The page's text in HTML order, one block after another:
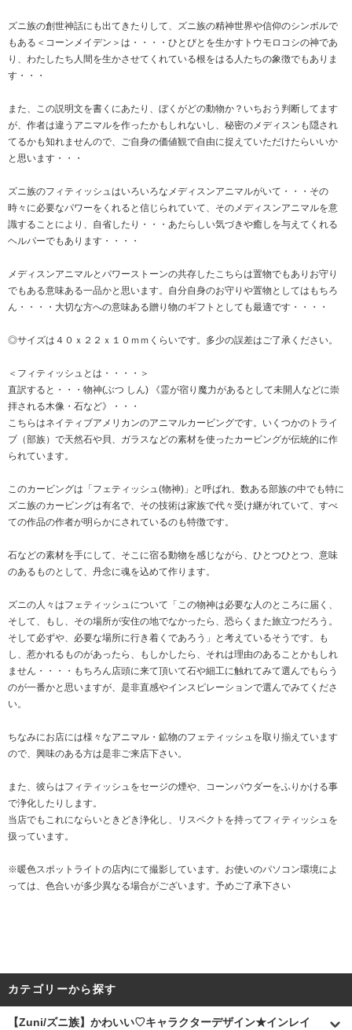
ズニ族の創世神話にも出てきたりして、ズニ族の精神世界や信仰のシンボルで
もある＜コーンメイデン＞は・・・・ひとびとを生かすトウモロコシの神であ
り、わたしたち人間を生かさせてくれている根をはる人たちの象徴でもありま
す・・・
また、この説明文を書くにあたり、ぼくがどの動物か？いちおう判断してます
が、作者は違うアニマルを作ったかもしれないし、秘密のメディスンも隠され
てるかも知れませんので、ご自身の価値観で自由に捉えていただけたらいいか
と思います・・・
ズニ族のフィティッシュはいろいろなメディスンアニマルがいて・・・その
時々に必要なパワーをくれると信じられていて、そのメディスンアニマルを意
識することにより、自省したり・・・あたらしい気づきや癒しを与えてくれる
ヘルパーでもあります・・・・
メディスンアニマルとパワーストーンの共存したこちらは置物でもありお守り
でもある意味ある一品かと思います。自分自身のお守りや置物としてはもちろ
ん・・・・大切な方への意味ある贈り物のギフトとしても最適です・・・・
◎サイズは４０ｘ２２ｘ１０ｍｍくらいです。多少の誤差はご了承ください。
＜フィティッシュとは・・・・＞
直訳すると・・・物神(ぶつ しん) 《霊が宿り魔力があるとして未開人などに崇
拝される木像・石など》・・・
こちらはネイティブアメリカンのアニマルカービングです。いくつかのトライ
ブ（部族）で天然石や貝、ガラスなどの素材を使ったカービングが伝統的に作
られています。
このカービングは「フェティッシュ(物神)」と呼ばれ、数ある部族の中でも特に
ズニ族のカービングは有名で、その技術は家族で代々受け継がれていて、すべ
ての作品の作者が明らかにされているのも特徴です。
石などの素材を手にして、そこに宿る動物を感じながら、ひとつひとつ、意味
のあるものとして、丹念に魂を込めて作ります。
ズニの人々はフェティッシュについて「この物神は必要な人のところに届く、
そして、もし、その場所が安住の地でなかったら、恐らくまた旅立つだろう。
そして必ずや、必要な場所に行き着くであろう」と考えているそうです。も
し、惹かれるものがあったら、もしかしたら、それは理由のあることかもしれ
ません・・・・もちろん店頭に来て頂いて石や細工に触れてみて選んでもらう
のが一番かと思いますが、是非直感やインスピレーションで選んでみてくださ
い。
ちなみにお店には様々なアニマル・鉱物のフェティッシュを取り揃えています
ので、興味のある方は是非ご来店下さい。
また、彼らはフィティッシュをセージの煙や、コーンパウダーをふりかける事
で浄化したりします。
当店でもこれにならいときどき浄化し、リスペクトを持ってフィティッシュを
扱っています。
※暖色スポットライトの店内にて撮影しています。お使いのパソコン環境によ
っては、色合いが多少異なる場合がございます。予めご了承下さい
カテゴリーから探す
【Zuni/ズニ族】かわいい♡キャラクターデザイン★インレイ